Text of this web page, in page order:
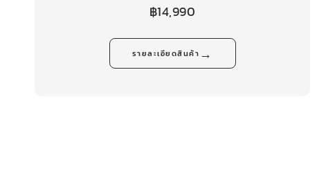
฿14,990
รายละเอียดสินค้า →